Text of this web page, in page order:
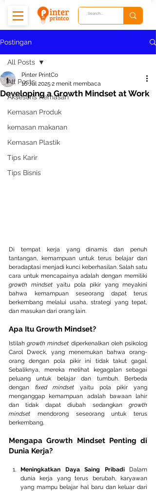
Postingan
All Posts
Aksesoris Kemasan
Kemasan Produk
kemasan makanan
Kemasan Plastik
Tips Karir
Tips Bisnis
All Posts
Developing a Growth Mindset at Work
Pinter PrintCo
16 Jul 2025 2 menit membaca
Di tempat kerja yang dinamis dan penuh
tantangan, kemampuan untuk terus belajar dan
beradaptasi menjadi kunci keberhasilan. Salah satu
growth mindset yaitu pola pikir yang meyakini
bahwa kemampuan seseorang dapat terus
berkembang melalui usaha, strategi yang tepat,
dan masukan dari orang lain.
Apa Itu Growth Mindset?
Istilah growth mindset diperkenalkan oleh psikolog
Carol Dweck, yang menemukan bahwa orang-
orang dengan pola pikir ini tidak takut gagal.
Sebaliknya, mereka melihat kegagalan sebagai
peluang untuk belajar dan tumbuh. Berbeda
dengan fixed mindset yaitu pola pikir yang
menganggap kemampuan adalah bawaan lahir
dan tidak dapat diubah sedangkan growth
mindset mendorong seseorang untuk terus
berkembang.
Mengapa Growth Mindset Penting di
Dunia Kerja?
Meningkatkan Daya Saing Pribadi Dalam
dunia kerja yang terus berubah, karyawan
yang mampu belajar hal baru dan keluar dari